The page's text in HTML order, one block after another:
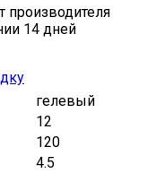
производителя
14 дней
гелевый
12
120
4.5